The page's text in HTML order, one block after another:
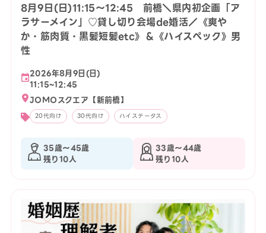
8月9日(日)11:15〜12:45 前橋＼県内初企画「ア
ラサーメイン」♡貸し切り会場de婚活／《爽や
か・筋肉質・黒髪短髪etc》＆《ハイスペック》男
性
2026年8月9日(日)
11:15~12:45
JOMOスクエア【新前橋】
20代向け 30代向け ハイステータス
35歳〜45歳
残り10人
33歳〜44歳
残り10人